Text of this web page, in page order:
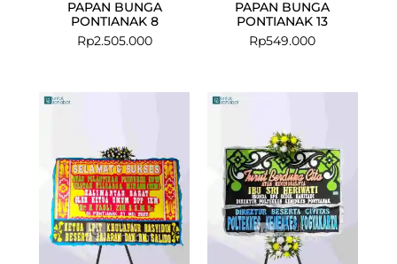
PAPAN BUNGA
PONTIANAK 8
Rp2.505.000
PAPAN BUNGA
PONTIANAK 13
Rp549.000